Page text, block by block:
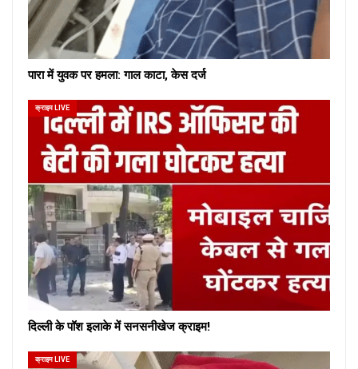
पारा में युवक पर हमला: गाल काटा, केस दर्ज
क्राइम LIVE
दिल्ली के पॉश इलाके में सनसनीखेज क्राइम!
क्राइम LIVE